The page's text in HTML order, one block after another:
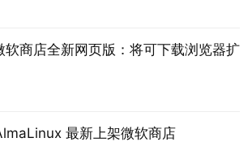
软商店全新网页版：将可下载浏览器扩
最新上架微软商店